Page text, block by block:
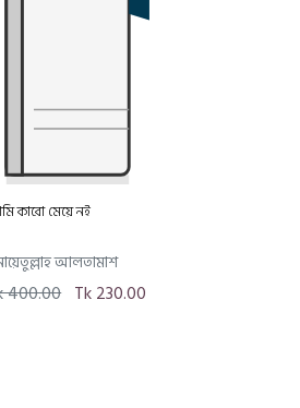
কারো মেয়ে নই
আলতামাশ
400.00 Tk 230.00